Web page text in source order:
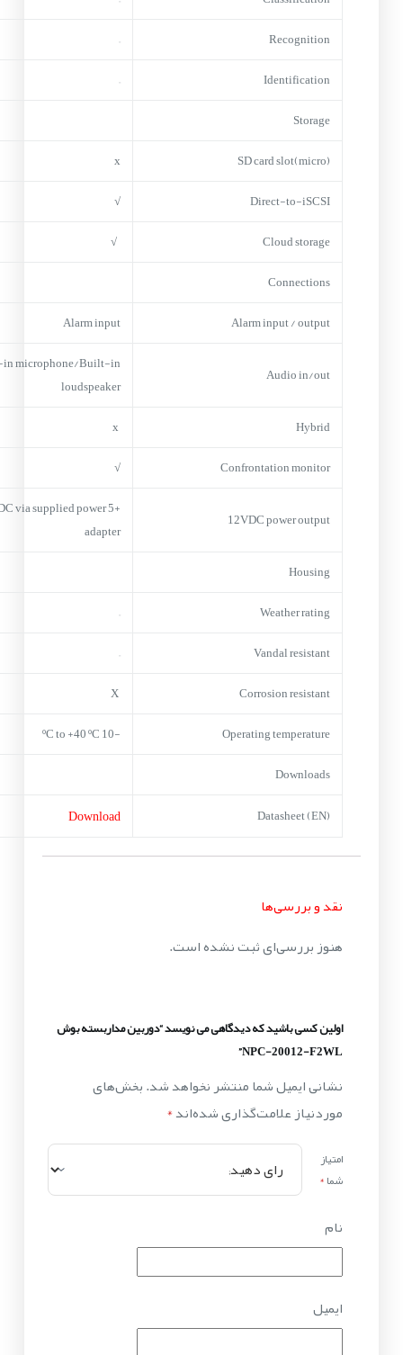
Recognition
–
Identification
–
Storage
(micro)SD card slot
x
Direct-to-iSCSI
√
Cloud storage
√
Connections
Alarm input / output
Alarm input
Audio in/out
microphone/Built-in
loudspeaker
Hybrid
Confrontation monitor
√
12VDC power output
via supplied power
adapter
Housing
Weather rating
–
Vandal resistant
–
Corrosion resistant
X
Operating temperature
-10 ºC to +40 ºC
Downloads
Datasheet (EN)
Download
نقد و بررسی‌ها
هنوز بررسی‌ای ثبت نشده است.
اولین کسی باشید که دیدگاهی می نویسد “دوربین مداربسته بوش
NPC-20012-F2WL”
نشانی ایمیل شما منتشر نخواهد شد.بخش‌های
موردنیاز علامت‌گذاری شده‌اند*
امتیاز
شما*
نام
ایمیل